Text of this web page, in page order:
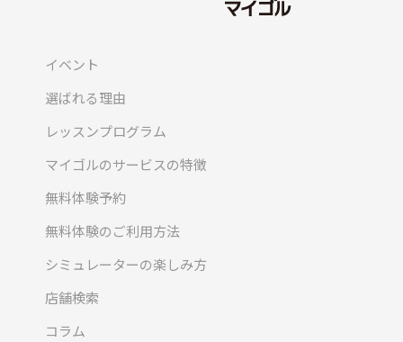
イベント
選ばれる理由
レッスンプログラム
マイゴルのサービスの特徴
無料体験予約
無料体験のご利用方法
シミュレーターの楽しみ方
店舗検索
コラム